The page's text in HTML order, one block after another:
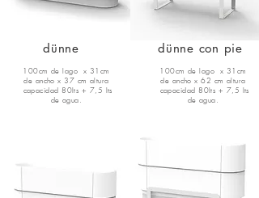
dünne dünne con pie
100cm de lago x 31cm
de ancho x 37 cm altura
capacidad 80lts + 7,5 lts
de agua.
100cm de lago x 31cm
de ancho x 62 cm altura
capacidad 80lts + 7,5 lts
de agua.